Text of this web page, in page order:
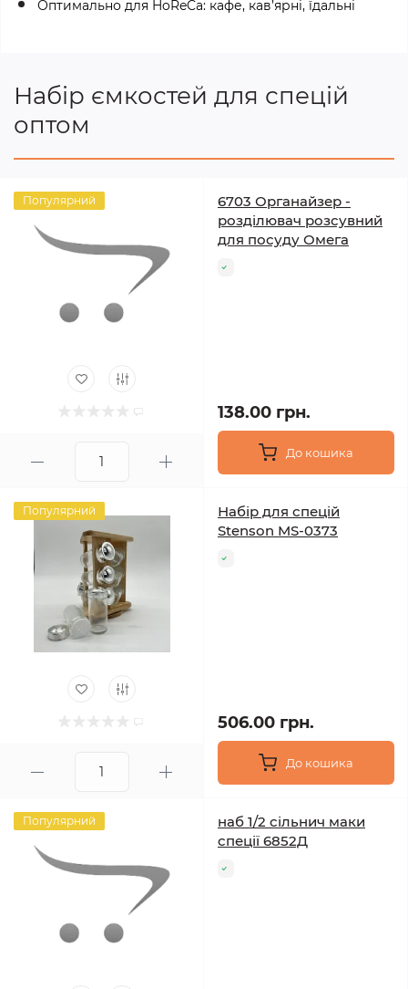
Оптимально для HoReCa: кафе, кав’ярні, їдальні
Набір ємкостей для спецій
оптом
Популярний
6703 Органайзер -
розділювач розсувний
для посуду Омега
138.00 грн.
До кошика
Популярний
Набір для спецій
Stenson MS-0373
506.00 грн.
До кошика
Популярний
наб 1/2 сільнич маки
спеції 6852Д